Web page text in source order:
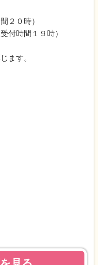
２０時）
受付時間１９時）
ます。